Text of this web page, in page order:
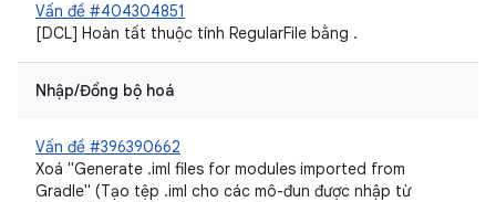
Vấn đề #404304851
[DCL] Hoàn tất thuộc tính RegularFile bằng .
Nhập/Đồng bộ hoá
Vấn đề #396390662
Xoá "Generate .iml files for modules imported from
Gradle" (Tạo tệp .iml cho các mô-đun được nhập từ